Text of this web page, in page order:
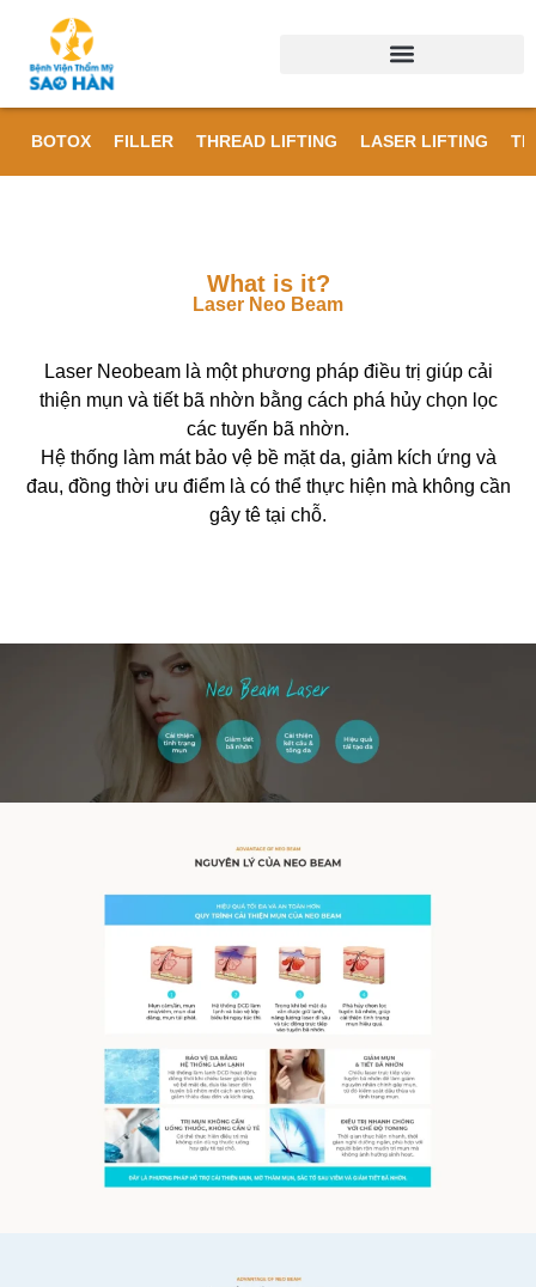
BOTOX FILLER THREAD LIFTING LASER LIFTING
What is it?
Laser Neo Beam
Laser Neobeam là một phương pháp điều trị giúp cải
thiện mụn và tiết bã nhờn bằng cách phá hủy chọn lọc
các tuyến bã nhờn.
Hệ thống làm mát bảo vệ bề mặt da, giảm kích ứng và
đau, đồng thời ưu điểm là có thể thực hiện mà không cần
gây tê tại chỗ.